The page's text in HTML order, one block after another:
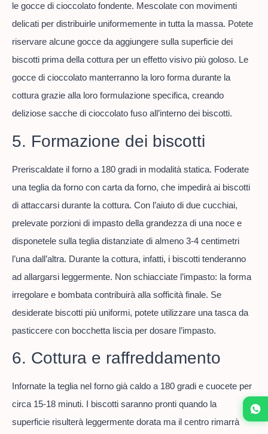
le gocce di cioccolato fondente. Mescolate con movimenti
delicati per distribuirle uniformemente in tutta la massa. Potete
riservare alcune gocce da aggiungere sulla superficie dei
biscotti prima della cottura per un effetto visivo più goloso. Le
gocce di cioccolato manterranno la loro forma durante la
cottura grazie alla loro formulazione specifica, creando
deliziose sacche di cioccolato fuso all’interno dei biscotti.
5. Formazione dei biscotti
Preriscaldate il forno a 180 gradi in modalità statica. Foderate
una teglia da forno con carta da forno, che impedirà ai biscotti
di attaccarsi durante la cottura. Con l’aiuto di due cucchiai,
prelevate porzioni di impasto della grandezza di una noce e
disponetele sulla teglia distanziate di almeno 3-4 centimetri
l’una dall’altra. Durante la cottura, infatti, i biscotti tenderanno
ad allargarsi leggermente. Non schiacciate l’impasto: la forma
irregolare e bombata contribuirà alla sofficità finale. Se
desiderate biscotti più uniformi, potete utilizzare una tasca da
pasticcere con bocchetta liscia per dosare l’impasto.
6. Cottura e raffreddamento
Infornate la teglia nel forno già caldo a 180 gradi e cuocete per
circa 15-18 minuti. I biscotti saranno pronti quando la
superficie risulterà leggermente dorata ma il centro rimarrà